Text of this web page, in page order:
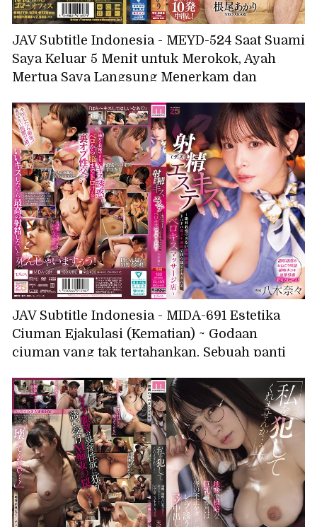
JAV Subtitle Indonesia - MEYD-524 Saat Suami
Saya Keluar 5 Menit untuk Merokok, Ayah
Mertua Saya Langsung Menerkam dan
Dalam Saya... - Akari Neo
JAV Subtitle Indonesia - MIDA-691 Estetika
Ciuman Ejakulasi (Kematian) ~ Godaan
ciuman yang tak tertahankan. Sebuah panti
gila dengan ejakulasi eksplosif ~ Nana Yagi